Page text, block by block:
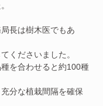
長は樹木医でもあ
くださいました。
を合わせると約100種
分な植栽間隔を確保